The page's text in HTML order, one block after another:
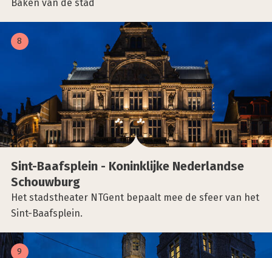
Baken van de stad
Sint-Baaf­splein - Konink­lij­ke Neder­land­se
Schouw­burg
Het stadstheater NTGent bepaalt mee de sfeer van het
Sint-Baafsplein.
8
9